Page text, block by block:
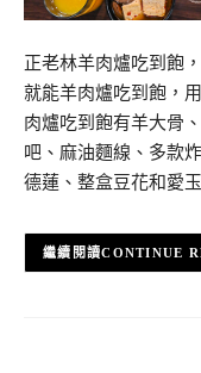
正老林羊肉爐吃到飽
就能羊肉爐吃到飽，
肉爐吃到飽有羊大骨
吧、麻油麵線、多款
德蓮、整盒豆花和愛
CONTINUE